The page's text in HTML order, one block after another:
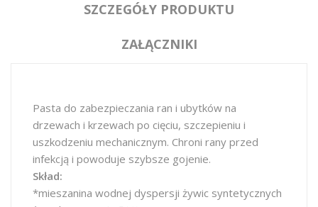
SZCZEGÓŁY PRODUKTU
ZAŁĄCZNIKI
Pasta do zabezpieczania ran i ubytków na
drzewach i krzewach po cięciu, szczepieniu i
uszkodzeniu mechanicznym. Chroni rany przed
infekcją i powoduje szybsze gojenie.
Skład:
*mieszanina wodnej dyspersji żywic syntetycznych